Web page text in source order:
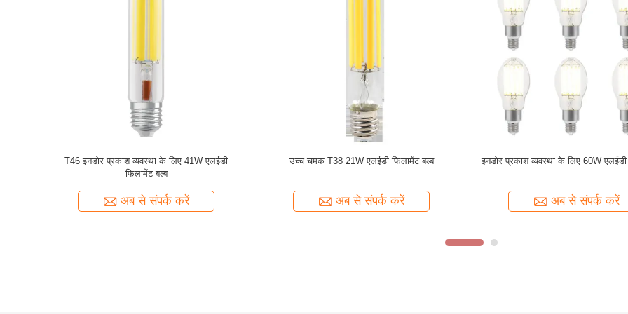
उच्च चमक के साथ इनडोर प्रकाश व्यवस्था के लिए ED75
13W एलईडी छिपा प्रतिस्थापन
अब से संपर्क करें
उच्च चमक और ऊर्जा दक्षता के साथ इनडोर प्रकाश
अब से संपर्क करें
OD90 IP65 एल्यूमीनियम छत प्रकाश नीचे
अब से संपर्क करें